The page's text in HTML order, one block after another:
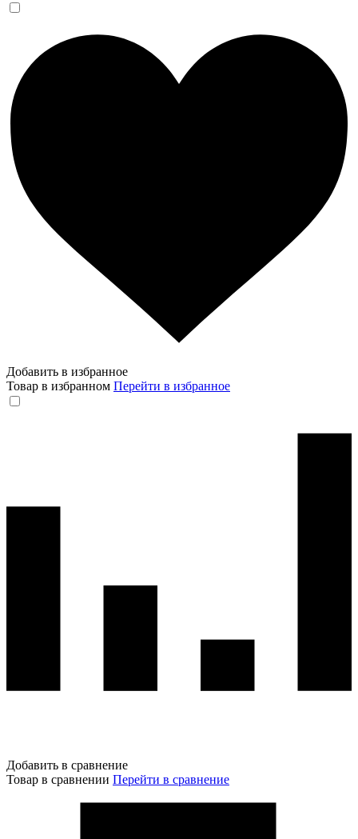
Добавить в избранное
Товар в избранном Перейти в избранное
Добавить в сравнение
Товар в сравнении Перейти в сравнение